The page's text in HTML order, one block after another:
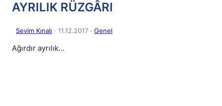
AYRILIK RÜZGÂRI
Sevim Kınalı · 11.12.2017 · Genel
Ağırdır ayrılık...